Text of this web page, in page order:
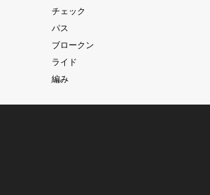
チェック
パス
ブロークン
ライド
編み